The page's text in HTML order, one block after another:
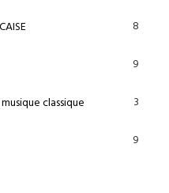
8
9
classique 3
9